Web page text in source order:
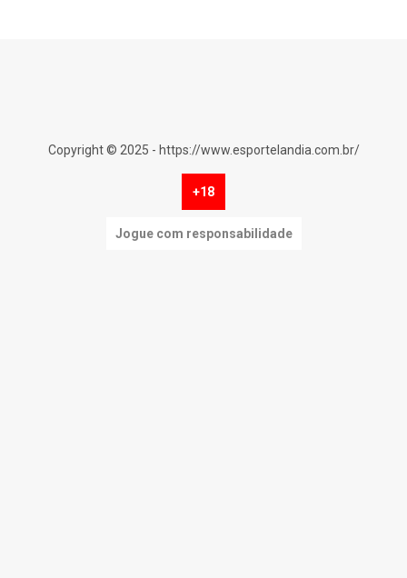
Copyright © 2025 - https://www.esportelandia.com.br/
+18
Jogue com responsabilidade